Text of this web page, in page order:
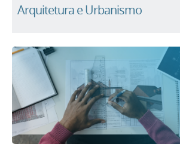
Arquitetura e Urbanismo